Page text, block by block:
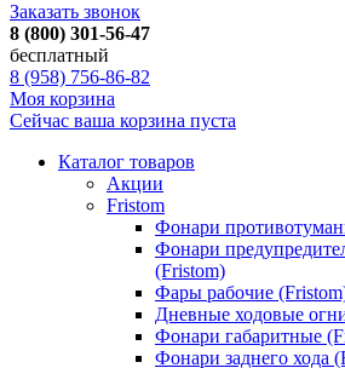
Заказать звонок
8 (800) 301-56-47
бесплатный
8 (958) 756-86-82
Моя корзина
Сейчас ваша корзина пуста
Каталог товаров
Акции
Fristom
Фонари
Фонари
(Fristom)
Фары рабочие
Дневные ходовые
Фонари габаритные
Фонари заднего хода